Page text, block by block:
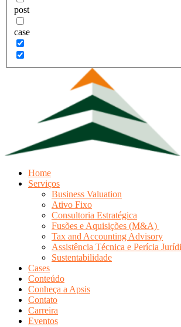
post
case
Home
Serviços
Business Valuation
Ativo Fixo
Consultoria Estratégica
Fusões e Aquisições (M&A)
Tax and Accounting Advisory
Assistência Técnica e Perícia
Sustentabilidade
Cases
Conteúdo
Conheça a Apsis
Contato
Carreira
Eventos